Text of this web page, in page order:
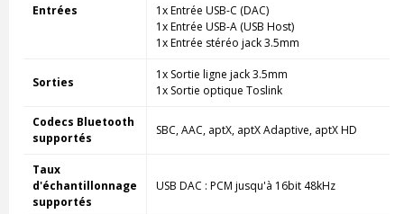
Entrées
1x Entrée USB-C (DAC)
1x Entrée USB-A (USB Host)
1x Entrée stéréo jack 3.5mm
Sorties
1x Sortie ligne jack 3.5mm
1x Sortie optique Toslink
Codecs Bluetooth
supportés
SBC, AAC, aptX, aptX Adaptive, aptX HD
Taux
d'échantillonnage
supportés
USB DAC : PCM jusqu'à 16bit 48kHz